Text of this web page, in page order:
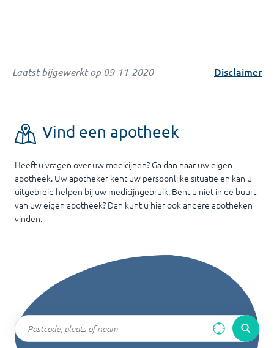
Laatst bijgewerkt op 09-11-2020 Disclaimer
Vind een apotheek
Heeft u vragen over uw medicijnen? Ga dan naar uw eigen
apotheek. Uw apotheker kent uw persoonlijke situatie en kan u
uitgebreid helpen bij uw medicijngebruik. Bent u niet in de buurt
van uw eigen apotheek? Dan kunt u hier ook andere apotheken
vinden.